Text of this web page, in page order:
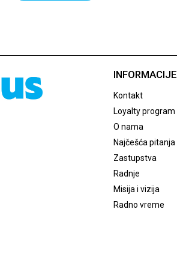
INFORMACIJE
Kontakt
Loyalty program
O nama
Najčešća pitanja
Zastupstva
Radnje
Misija i vizija
Radno vreme